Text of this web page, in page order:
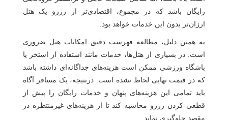
رایگان باشد که در مجموع، اقتصادی‌تر از رزرو یک هتل
ارزان‌تر بدون این خدمات خواهد بود.
به همین دلیل، مطالعه فهرست دقیق امکانات هتل ضروری
است. در بسیاری از هتل‌ها، خدمات مانند استفاده از استخر یا
باشگاه ورزشی ممکن است هزینه‌های جداگانه‌ای داشته باشد
که در قیمت نهایی لحاظ نشده است. درنتیجه، یک مسافر آگاه
باید تمامی این هزینه‌های پنهان و خدمات رایگان را پیش از
قطعی کردن رزرو محاسبه کند تا از هزینه‌های غیرمنتظره در
مقصد جلوگیری نماید.